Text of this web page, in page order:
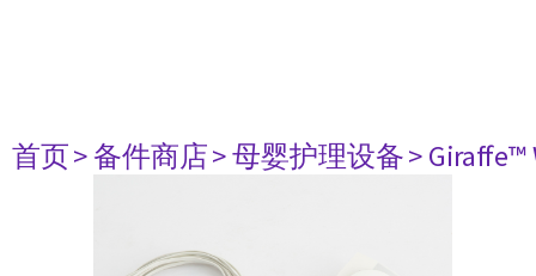
首页> 备件商店> 母婴护理设备> Giraffe™